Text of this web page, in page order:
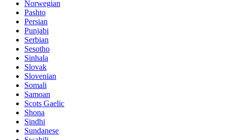
Norwegian
Pashto
Persian
Punjabi
Serbian
Sesotho
Sinhala
Slovak
Slovenian
Somali
Samoan
Scots Gaelic
Shona
Sindhi
Sundanese